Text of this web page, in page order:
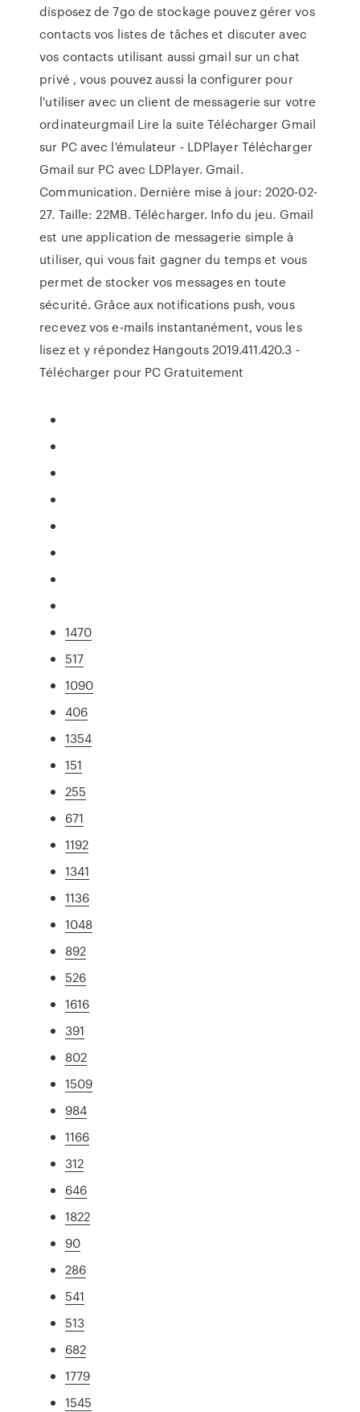
disposez de 7go de stockage pouvez gérer vos
contacts vos listes de tâches et discuter avec
vos contacts utilisant aussi gmail sur un chat
privé , vous pouvez aussi la configurer pour
l'utiliser avec un client de messagerie sur votre
ordinateurgmail Lire la suite Télécharger Gmail
sur PC avec l'émulateur - LDPlayer Télécharger
Gmail sur PC avec LDPlayer. Gmail.
Communication. Dernière mise à jour: 2020-02-
27. Taille: 22MB. Télécharger. Info du jeu. Gmail
est une application de messagerie simple à
utiliser, qui vous fait gagner du temps et vous
permet de stocker vos messages en toute
sécurité. Grâce aux notifications push, vous
recevez vos e-mails instantanément, vous les
lisez et y répondez Hangouts 2019.411.420.3 -
Télécharger pour PC Gratuitement
1470
517
1090
406
1354
151
255
671
1192
1341
1136
1048
892
526
1616
391
802
1509
984
1166
312
646
1822
90
286
541
513
682
1779
1545